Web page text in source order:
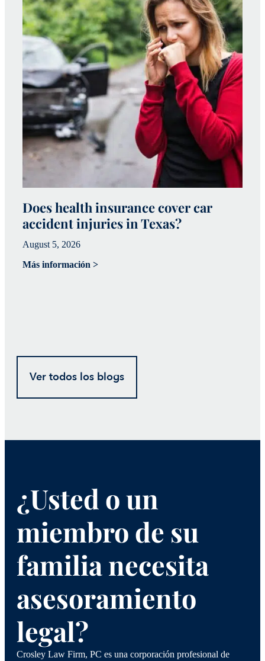
Does health insurance cover car
accident injuries in Texas?
August 5, 2026
Más información >
Ver todos los blogs
¿Usted o un
miembro de su
familia necesita
asesoramiento
legal?
Crosley Law Firm, PC es una corporación profesional de